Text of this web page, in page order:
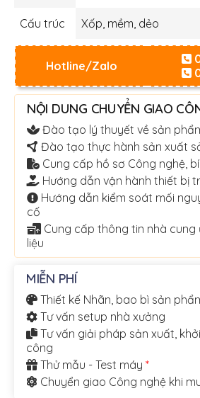
Cấu trúc Xốp, mềm, dẻo
Hotline/Zalo
NỘI DUNG CHUYỂN GIAO
Đào tạo lý thuyết về sản
Đào tạo thực hành sản xuất
Cung cấp hồ sơ Công nghệ,
Hướng dẫn vận hành thiết bị
Hướng dẫn kiểm soát mối
cố
Cung cấp thông tin nhà cung
liệu
MIỄN PHÍ
Thiết kế Nhãn, bao bì sản
Tư vấn setup nhà xưởng
Tư vấn giải pháp sản xuất,
công
Thử mẫu - Test máy *
Chuyển giao Công nghệ khi